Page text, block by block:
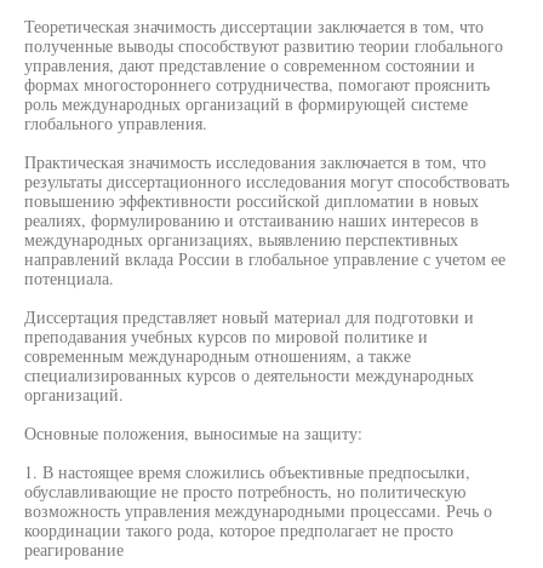
Теоретическая значимость диссертации заключается в том, что
полученные выводы способствуют развитию теории глобального
управления, дают представление о современном состоянии и
формах многостороннего сотрудничества, помогают прояснить
роль международных организаций в формирующей системе
глобального управления.
Практическая значимость исследования заключается в том, что
результаты диссертационного исследования могут способствовать
повышению эффективности российской дипломатии в новых
реалиях, формулированию и отстаиванию наших интересов в
международных организациях, выявлению перспективных
направлений вклада России в глобальное управление с учетом ее
потенциала.
Диссертация представляет новый материал для подготовки и
преподавания учебных курсов по мировой политике и
современным международным отношениям, а также
специализированных курсов о деятельности международных
организаций.
Основные положения, выносимые на защиту:
1. В настоящее время сложились объективные предпосылки,
обуславливающие не просто потребность, но политическую
возможность управления международными процессами. Речь о
координации такого рода, которое предполагает не просто
реагирование